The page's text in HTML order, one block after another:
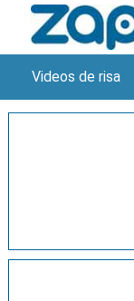
Videos de risa